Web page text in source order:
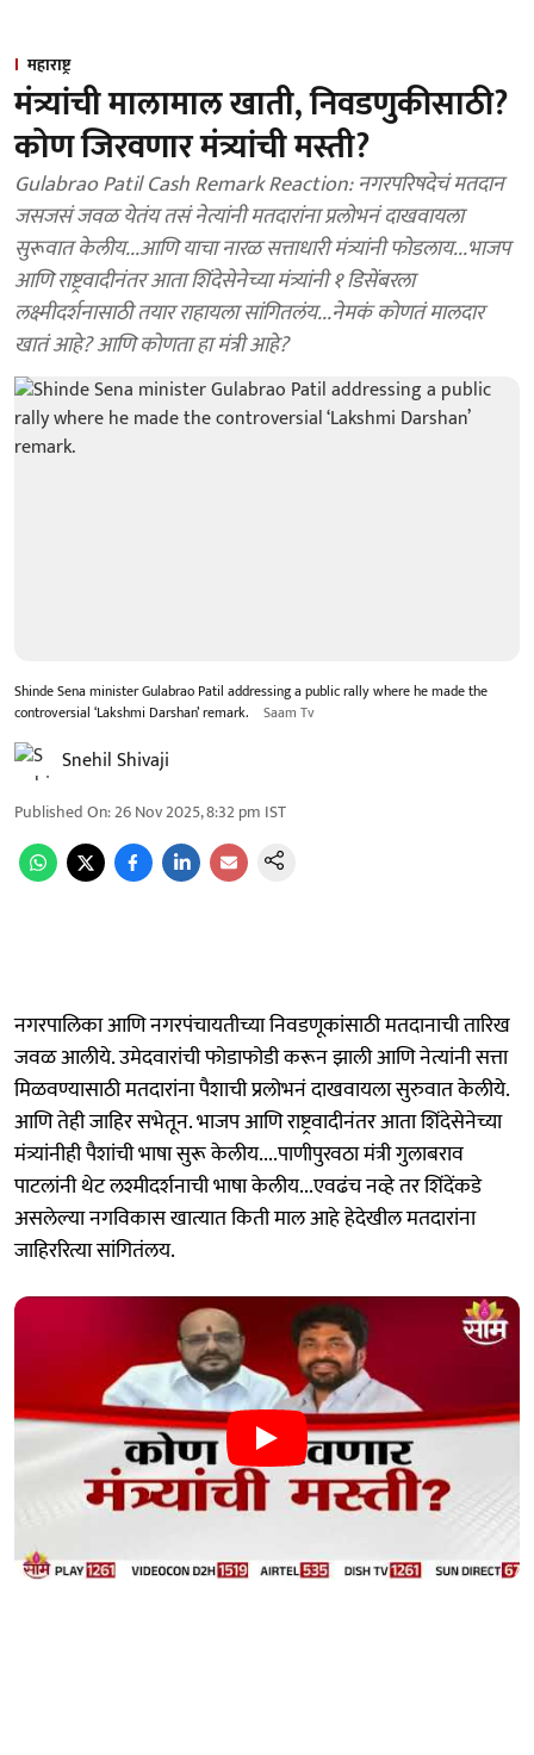
महाराष्ट्र
मंत्र्यांची मालामाल खाती, निवडणुकीसाठी?
कोण जिरवणार मंत्र्यांची मस्ती?
Gulabrao Patil Cash Remark Reaction: नगरपरिषदेचं मतदान
जसजसं जवळ येतंय तसं नेत्यांनी मतदारांना प्रलोभनं दाखवायला
सुरूवात केलीय...आणि याचा नारळ सत्ताधारी मंत्र्यांनी फोडलाय...भाजप
आणि राष्ट्रवादीनंतर आता शिंदेसेनेच्या मंत्र्यांनी १ डिसेंबरला
लक्ष्मीदर्शनासाठी तयार राहायला सांगितलंय...नेमकं कोणतं मालदार
खातं आहे? आणि कोणता हा मंत्री आहे?
Shinde Sena minister Gulabrao Patil addressing a public rally where he made the
controversial ‘Lakshmi Darshan’ remark.
Saam Tv
Snehil Shivaji
Published On:26 Nov 2025, 8:32 pm IST
नगरपालिका आणि नगरपंचायतीच्या निवडणूकांसाठी मतदानाची तारिख
जवळ आलीये. उमेदवारांची फोडाफोडी करून झाली आणि नेत्यांनी सत्ता
मिळवण्यासाठी मतदारांना पैशाची प्रलोभनं दाखवायला सुरुवात केलीये.
आणि तेही जाहिर सभेतून. भाजप आणि राष्ट्रवादीनंतर आता शिंदेसेनेच्या
मंत्र्यांनीही पैशांची भाषा सुरू केलीय....पाणीपुरवठा मंत्री गुलाबराव
पाटलांनी थेट लश्मीदर्शनाची भाषा केलीय...एवढंच नव्हे तर शिंदेंकडे
असलेल्या नगविकास खात्यात किती माल आहे हेदेखील मतदारांना
जाहिररित्या सांगितंलय.